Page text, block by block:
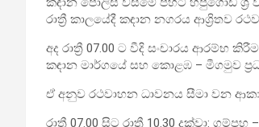
රාත්‍රී කාලයේදී කඳාන නගරය ආශ්‍රිතව
අද රාත්‍රී 07.00 ට වීදි සංචාරය
කඳාන මාර්ගයේ සහ කොළඹ – මීගමුව
ඒ අනුව රථවාහන ධාවනය සීමා වන
රාත්‍රී 07.00 සිට රාත්‍රී 10.30 දක්වා: